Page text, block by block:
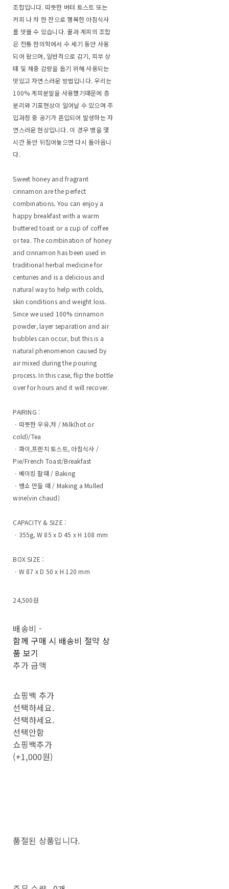
조합입니다. 따뜻한 버터 토스트 또는
커피 나 차 한 잔으로 행복한 아침식사
를 맛볼 수 있습니다. 꿀과 계피의 조합
은 전통 한의학에서 수 세기 동안 사용
되어 왔으며, 일반적으로 감기, 피부 상
태 및 체중 감량을 돕기 위해 사용되는
맛있고 자연스러운 방법입니다. 우리는
100% 계피분말을 사용했기때문에 층
분리와 기포현상이 일어날 수 있으며 주
입과정 중 공기가 혼입되어 발생하는 자
연스러운 현상입니다. 이 경우 병을 몇
시간 동안 뒤집어놓으면 다시 돌아옵니
다.
Sweet honey and fragrant
cinnamon are the perfect
combinations. You can enjoy a
happy breakfast with a warm
buttered toast or a cup of coffee
or tea. The combination of honey
and cinnamon has been used in
traditional herbal medicine for
centuries and is a delicious and
natural way to help with colds,
skin conditions and weight loss.
Since we used 100% cinnamon
powder, layer separation and air
bubbles can occur, but this is a
natural phenomenon caused by
air mixed during the pouring
process. In this case, flip the bottle
over for hours and it will recover.
PAIRING :
ㆍ따뜻한 우유,차 / Milk(hot or
cold)/Tea
ㆍ파이,프렌치 토스트, 아침식사 /
Pie/French Toast/Breakfast
ㆍ베이킹 할때 / Baking
ㆍ뱅쇼 만들 때 / Making a Mulled
wine(vin chaud)
CAPACITY & SIZE :
ㆍ355g, W 85 x D 45 x H 108 mm
BOX SIZE :
ㆍW 87 x D 50 x H 120 mm
24,500원
배송비 -
함께 구매 시 배송비 절약 상
품 보기
추가 금액
쇼핑백 추가
선택하세요.
선택하세요.
선택안함
쇼핑백추가
(+1,000원)
품절된 상품입니다.